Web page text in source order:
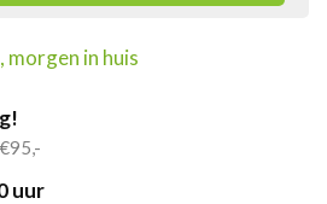
in huis
uur